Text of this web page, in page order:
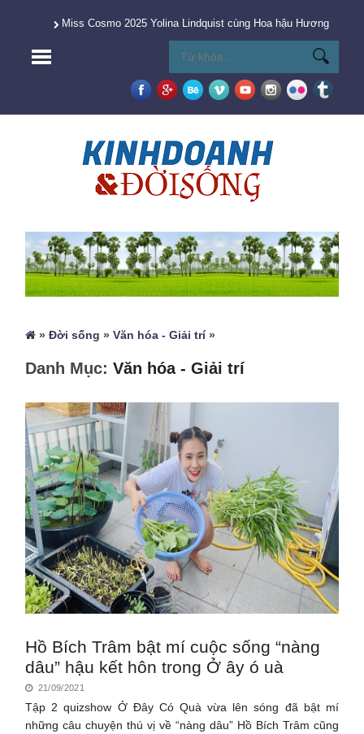
Miss Cosmo 2025 Yolina Lindquist cùng Hoa hậu Hương
»Đời sống »Văn hóa - Giải trí»
Danh Mục:Văn hóa - Giải trí
Hồ Bích Trâm bật mí cuộc sống “nàng
dâu” hậu kết hôn trong Ở ây ó uà
21/09/2021
Tập 2 quizshow Ở Đây Có Quà vừa lên sóng đã bật mí
những câu chuyện thú vị về “nàng dâu” Hồ Bích Trâm cũng